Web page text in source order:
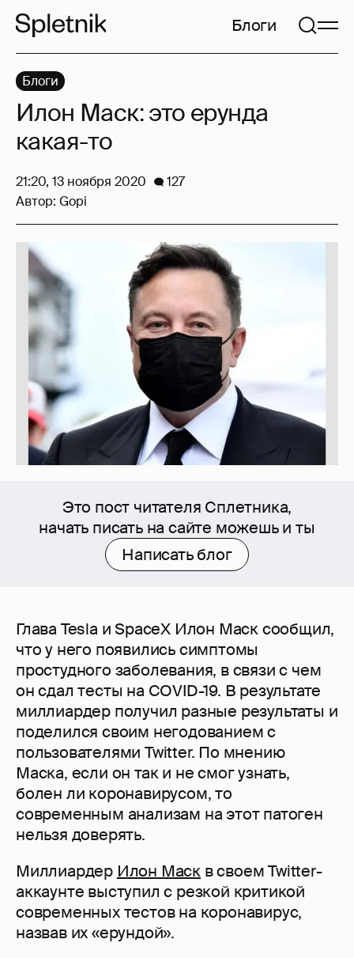
Блоги
Это пост читателя Сплетника,
начать писать на сайте можешь и ты
Написать блог
Глава Tesla и SpaceX Илон Маск сообщил,
что у него появились симптомы
простудного заболевания, в связи с чем
он сдал тесты на COVID-19. В результате
миллиардер получил разные результаты и
поделился своим негодованием с
пользователями Twitter. По мнению
Маска, если он так и не смог узнать,
болен ли коронавирусом, то
современным анализам на этот патоген
нельзя доверять.
Миллиардер Илон Маск в своем Twitter-
аккаунте выступил с резкой критикой
современных тестов на коронавирус,
назвав их «ерундой».
Блоги
Илон Маск: это ерунда
какая-то
21:20, 13 ноября 2020
127
Автор: Gopi